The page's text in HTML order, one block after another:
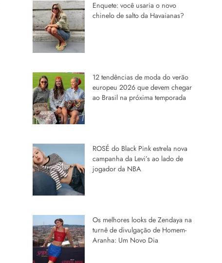
Enquete: você usaria o novo
chinelo de salto da Havaianas?
12 tendências de moda do verão
europeu 2026 que devem chegar
ao Brasil na próxima temporada
ROSÉ do Black Pink estrela nova
campanha da Levi’s ao lado de
jogador da NBA
Os melhores looks de Zendaya na
turnê de divulgação de Homem-
Aranha: Um Novo Dia